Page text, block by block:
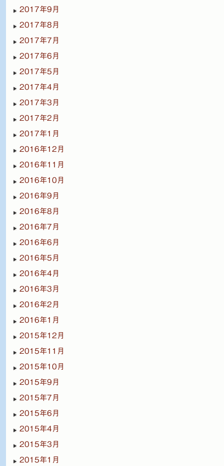
2017年9月
2017年8月
2017年7月
2017年6月
2017年5月
2017年4月
2017年3月
2017年2月
2017年1月
2016年12月
2016年11月
2016年10月
2016年9月
2016年8月
2016年7月
2016年6月
2016年5月
2016年4月
2016年3月
2016年2月
2016年1月
2015年12月
2015年11月
2015年10月
2015年9月
2015年7月
2015年6月
2015年4月
2015年3月
2015年1月